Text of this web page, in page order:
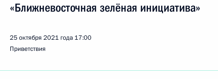
«Ближневосточная зелёная инициатива»
25 октября 2021 года 17:00
Приветствия